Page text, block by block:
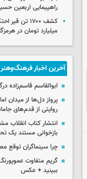
راهپیمایی اربعین
میلیارد تومان در
آخرین اخبار فرهنگ‌وهنر
ابوالقاسم قاسم‌زاده
پرواز دل‌ها از میدان
روایتی از قدم‌های
انتشار کتاب انقلاب
بازخوانی مستند یک
چرا سینماگران توقع
گریم متفاوت
ببینید + عکس